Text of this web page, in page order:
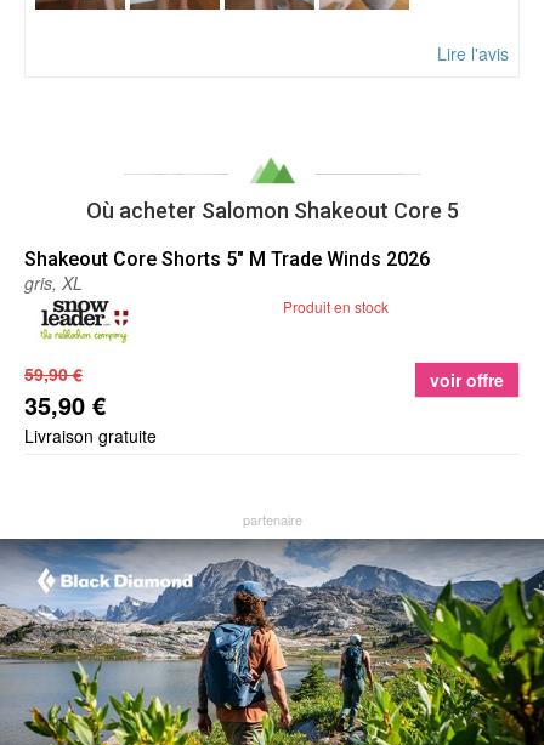
Lire l'avis
Où acheter Salomon Shakeout Core 5
Shakeout Core Shorts 5" M Trade Winds 2026
gris, XL
Produit en stock
59,90 €
35,90 €
Livraison gratuite
voir offre